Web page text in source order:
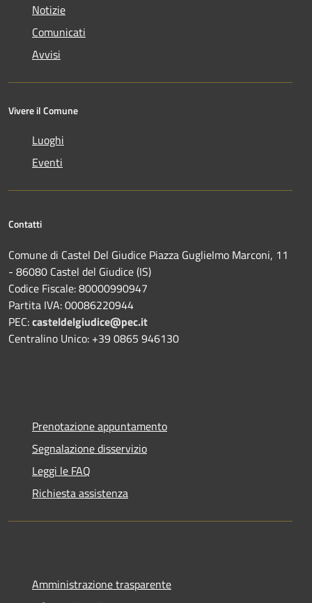
Notizie
Comunicati
Avvisi
Vivere il Comune
Luoghi
Eventi
Contatti
Comune di Castel Del Giudice Piazza Guglielmo Marconi, 11
- 86080 Castel del Giudice (IS)
Codice Fiscale: 80000990947
Partita IVA: 00086220944
PEC:casteldelgiudice@pec.it
Centralino Unico: +39 0865 946130
Prenotazione appuntamento
Segnalazione disservizio
Leggi le FAQ
Richiesta assistenza
Amministrazione trasparente